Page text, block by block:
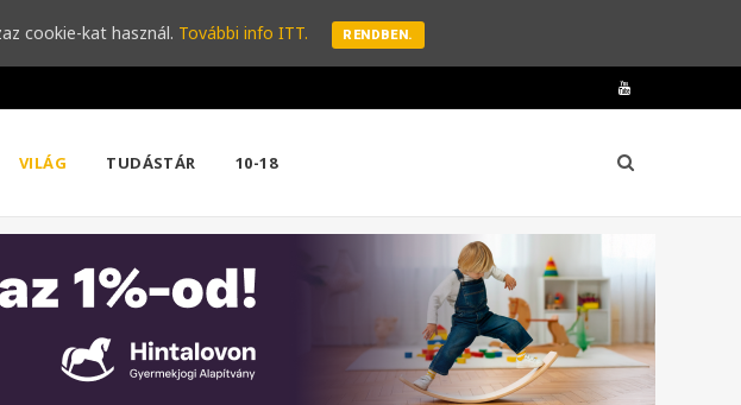
Y
u
T
b
e
VILÁG TUDÁSTÁR 10-18
cookie-kat használ. További info ITT. RENDBEN.